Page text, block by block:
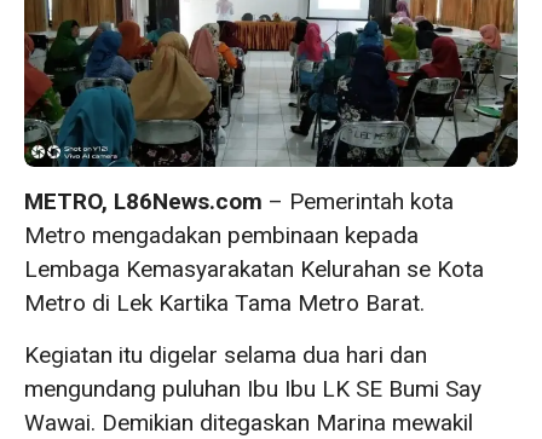
METRO, L86News.com – Pemerintah kota
Metro mengadakan pembinaan kepada
Lembaga Kemasyarakatan Kelurahan se Kota
Metro di Lek Kartika Tama Metro Barat.
Kegiatan itu digelar selama dua hari dan
mengundang puluhan Ibu Ibu LK SE Bumi Say
Wawai. Demikian ditegaskan Marina mewakil